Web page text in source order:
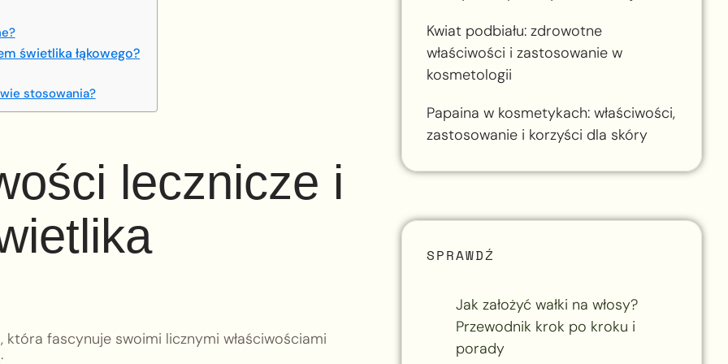
świetlika łąkowego?
stosowania?
lecznicze i
fascynuje swoimi licznymi właściwościami
Kwiat podbiału: zdrowotne
właściwości i zastosowanie w
kosmetologii
Papaina w kosmetykach: właściwości,
zastosowanie i korzyści dla skóry
SPRAWDŹ
Jak założyć wałki na włosy?
Przewodnik krok po kroku i
porady